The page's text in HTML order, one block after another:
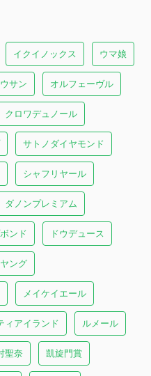
イクイノックス ウマ娘
サン オルフェーヴル
クロワデュノール
サトノダイヤモンド
シャフリヤール
ダノンプレミアム
ンド ドウデュース
ング
メイケイエール
ィアイランド ルメール
聖奈 凱旋門賞